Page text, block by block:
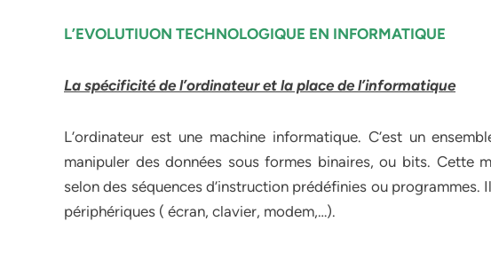
L’EVOLUTIUON TECHNOLOGIQUE EN INFORMATIQUE
La spécificité de l’ordinateur et la place de l’informatique
L’ordinateur est une machine informatique. C’est un
manipuler des données sous formes binaires, ou bits. Cette
selon des séquences d’instruction prédéfinies ou programmes.
périphériques ( écran, clavier, modem,…).